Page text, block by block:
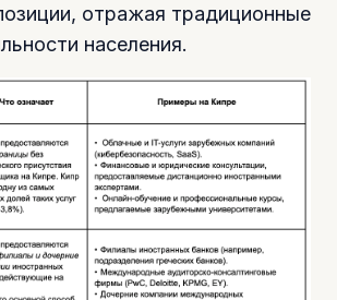
отражая традиционные
населения.